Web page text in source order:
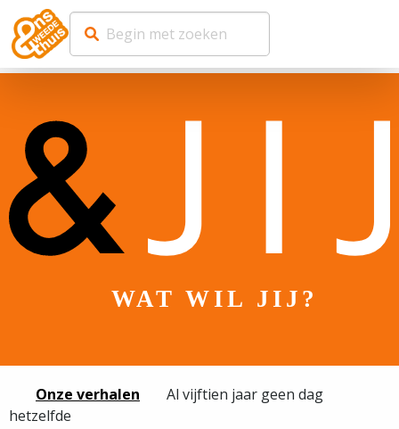
WAT WIL JIJ?
Onze verhalen
Al vijftien jaar geen dag
hetzelfde